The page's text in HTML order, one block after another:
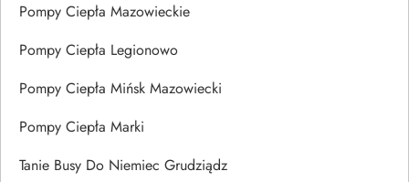
Pompy Ciepła Mazowieckie
Pompy Ciepła Legionowo
Pompy Ciepła Mińsk Mazowiecki
Pompy Ciepła Marki
Tanie Busy Do Niemiec Grudziądz